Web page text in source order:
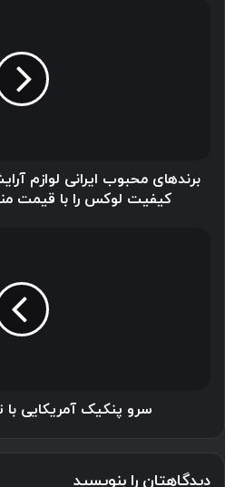
کیفیت
برندهای محبوب ایرانی لوازم
کیفیت لوکس را با قیمت
سرو پنکیک آمریکایی با
دیدگاهتان را بنویسید